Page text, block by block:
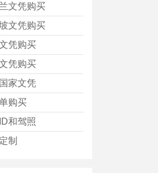
文凭购买
文凭购买
凭购买
凭购买
家文凭
购买
和驾照
制